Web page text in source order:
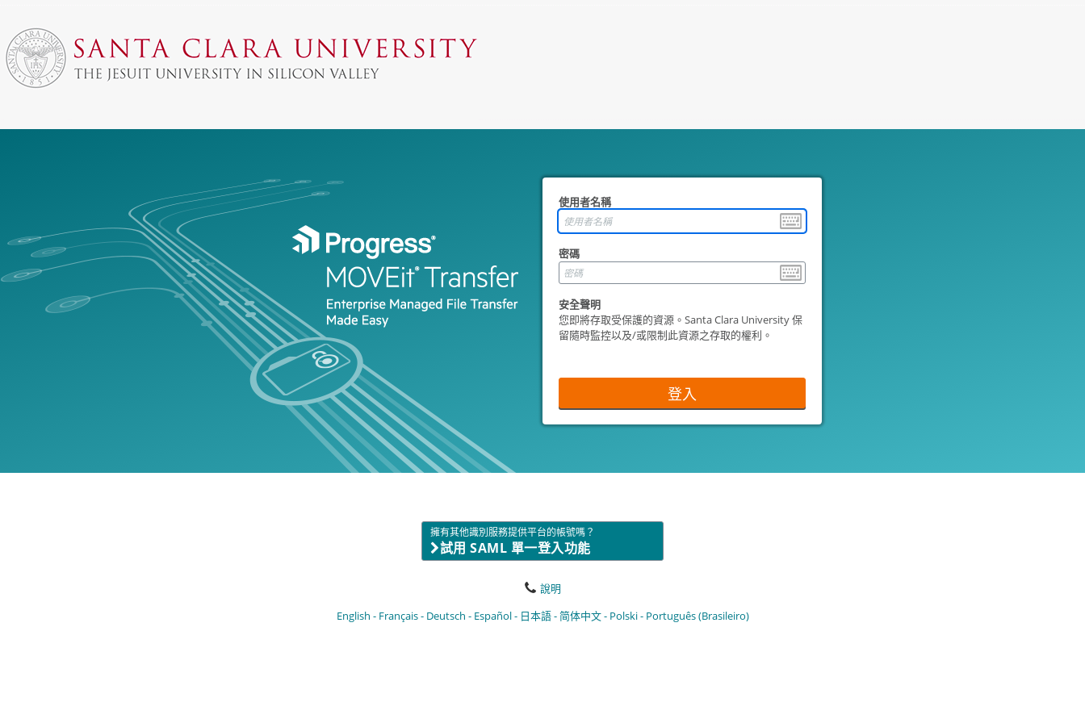
使用者名稱
密碼
安全聲明
您即將存取受保護的資源。Santa Clara University 保
留隨時監控以及/或限制此資源之存取的權利。
登入
擁有其他識別服務提供平台的帳號嗎？
試用 SAML 單一登入功能
說明
English
Français Deutsch Español 日本語 简体中文 Polski Português (Brasileiro)